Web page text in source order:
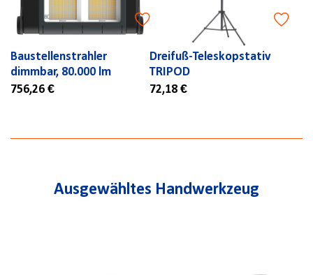
Baustellenstrahler
dimmbar, 80.000 lm
756,26 €
Dreifuß-Teleskopstativ
TRIPOD
72,18 €
Ausgewähltes Handwerkzeug